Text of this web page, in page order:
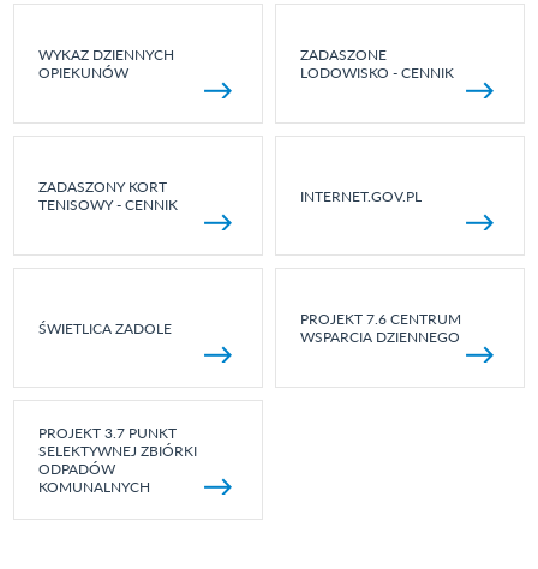
WYKAZ DZIENNYCH
OPIEKUNÓW
ZADASZONE
LODOWISKO - CENNIK
ZADASZONY KORT
TENISOWY - CENNIK
INTERNET.GOV.PL
ŚWIETLICA ZADOLE
PROJEKT 7.6 CENTRUM
WSPARCIA DZIENNEGO
PROJEKT 3.7 PUNKT
SELEKTYWNEJ ZBIÓRKI
ODPADÓW
KOMUNALNYCH